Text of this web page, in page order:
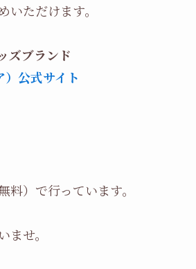
いただけます。
ズブランド
公式サイト
料）で行っています。
せ。